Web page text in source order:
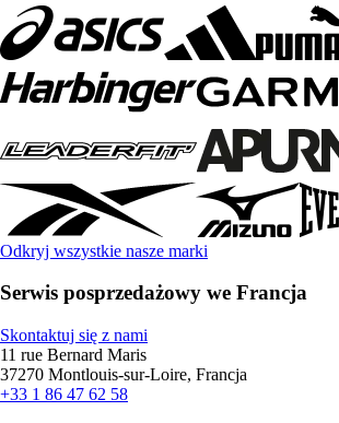
Odkryj wszystkie nasze marki
Serwis posprzedażowy we Francja
Skontaktuj się z nami
11 rue Bernard Maris
37270 Montlouis-sur-Loire, Francja
+33 1 86 47 62 58